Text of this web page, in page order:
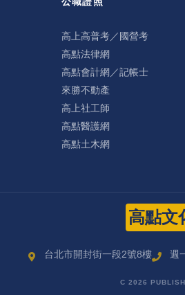
高上高普考／國營考
高點法律網
高點會計網／記帳士
來勝不動產
高上社工師
高點醫護網
高點土木網
高點文
台北市開封街一段2號8樓 週
C 2026